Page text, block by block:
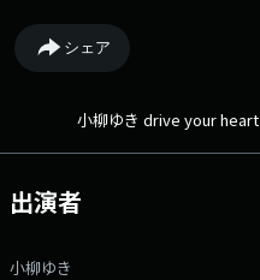
シェア
小柳ゆき drive your heart
出演者
小柳ゆき